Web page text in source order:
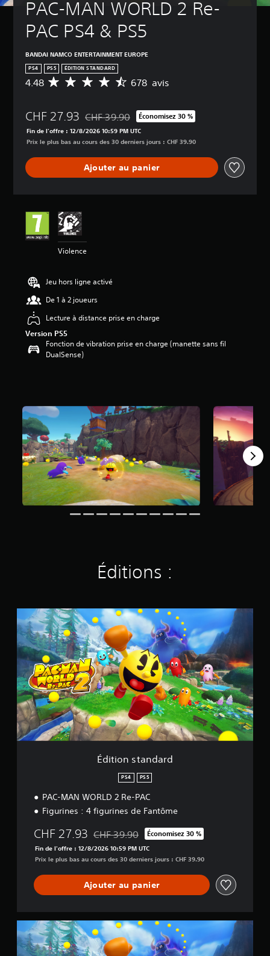
PAC-MAN WORLD 2 Re-
PAC PS4 & PS5
BANDAI NAMCO ENTERTAINMENT EUROPE
PS4 PS5 ÉDITION STANDARD
M
e
d
e
i
4
8
t
o
r
5
(
6
7
8
a
v
i
4.48 678 avis
CHF 27.93 Remise par rapport au prix d'origine de CHF
CHF 39.90 Économisez 30 %
Fin de l'offre : 12/8/2026 10:59 PM UTC
Prix le plus bas au cours des 30 derniers jours : CHF 39.90
Ajouter au panier
Violence
Jeu hors ligne activé
De 1 à 2 joueurs
Lecture à distance prise en charge
Version PS5
Fonction de vibration prise en charge (manette sans fil
DualSense)
Éditions :
d
i
t
i
n
s
t
a
n
d
a
Édition standard
PS4 PS5
PAC-MAN WORLD 2 Re-PAC
Figurines : 4 figurines de Fantôme
CHF 27.93 Remise par rapport au prix d'origine de CHF
CHF 39.90 Économisez 30 %
Fin de l'offre : 12/8/2026 10:59 PM UTC
Prix le plus bas au cours des 30 derniers jours : CHF 39.90
Ajouter au panier
d
i